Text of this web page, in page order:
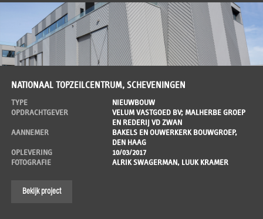
NATIONAAL TOPZEILCENTRUM, SCHEVENINGEN
TYPE
NIEUWBOUW
OPDRACHTGEVER
VELUM VASTGOED BV; MALHERBE GROEP
EN REDERIJ VD ZWAN
AANNEMER
BAKELS EN OUWERKERK BOUWGROEP,
DEN HAAG
OPLEVERING
10/03/2017
FOTOGRAFIE
ALRIK SWAGERMAN, LUUK KRAMER
Bekijk project